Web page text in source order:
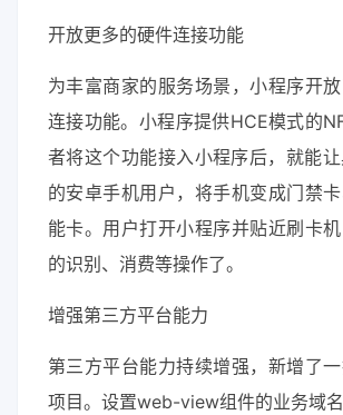
开放更多的硬件连接功能
为丰富商家的服务场景，小程序开
连接功能。小程序提供HCE模式的
者将这个功能接入小程序后，就能
的安卓手机用户，将手机变成门禁
能卡。用户打开小程序并贴近刷卡
的识别、消费等操作了。
增强第三方平台能力
第三方平台能力持续增强，新增了
项目。设置web-view组件的业务域